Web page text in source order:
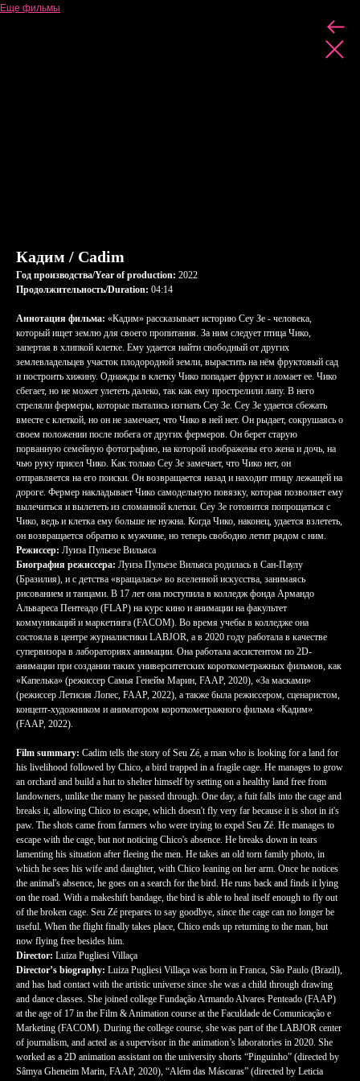
Еще фильмы
Кадим / Cadim
Год производства/Year of production: 2022
Продолжительность/Duration: 04:14
Аннотация фильма: «Кадим» рассказывает историю Сеу Зе - человека,
который ищет землю для своего пропитания. За ним следует птица Чико,
запертая в хлипкой клетке. Ему удается найти свободный от других
землевладельцев участок плодородной земли, вырастить на нём фруктовый сад
и построить хижину. Однажды в клетку Чико попадает фрукт и ломает ее. Чико
сбегает, но не может улететь далеко, так как ему прострелили лапу. В него
стреляли фермеры, которые пытались изгнать Сеу Зе. Сеу Зе удается сбежать
вместе с клеткой, но он не замечает, что Чико в ней нет. Он рыдает, сокрушаясь о
своем положении после побега от других фермеров. Он берет старую
порванную семейную фотографию, на которой изображены его жена и дочь, на
чью руку присел Чико. Как только Сеу Зе замечает, что Чико нет, он
отправляется на его поиски. Он возвращается назад и находит птицу лежащей на
дороге. Фермер накладывает Чико самодельную повязку, которая позволяет ему
вылечиться и вылететь из сломанной клетки. Сеу Зе готовится попрощаться с
Чико, ведь и клетка ему больше не нужна. Когда Чико, наконец, удается взлететь,
он возвращается обратно к мужчине, но теперь свободно летит рядом с ним.
Режиссер: Луиза Пульезе Вильяса
Биография режиссера: Луиза Пульезе Вильяса родилась в Сан-Паулу
(Бразилия), и с детства «вращалась» во вселенной искусства, занимаясь
рисованием и танцами. В 17 лет она поступила в колледж фонда Армандо
Альвареса Пентеадо (FLAP) на курс кино и анимации на факультет
коммуникаций и маркетинга (FACOM). Во время учебы в колледже она
состояла в центре журналистики LABJOR, а в 2020 году работала в качестве
супервизора в лабораториях анимации. Она работала ассистентом по 2D-
анимации при создании таких университетских короткометражных фильмов, как
«Капелька» (режиссер Самья Генейм Марин, FAAP, 2020), «За масками»
(режиссер Летисия Лопес, FAAP, 2022), а также была режиссером, сценаристом,
концепт-художником и аниматором короткометражного фильма «Кадим»
(FAAP, 2022).
Film summary: Cadim tells the story of Seu Zé, a man who is looking for a land for
his livelihood followed by Chico, a bird trapped in a fragile cage. He manages to grow
an orchard and build a hut to shelter himself by setting on a healthy land free from
landowners, unlike the many he passed through. One day, a fuit falls into the cage and
breaks it, allowing Chico to escape, which doesn't fly very far because it is shot in it's
paw. The shots came from farmers who were trying to expel Seu Zé. He manages to
escape with the cage, but not noticing Chico's absence. He breaks down in tears
lamenting his situation after fleeing the men. He takes an old torn family photo, in
which he sees his wife and daughter, with Chico leaning on her arm. Once he notices
the animal's absence, he goes on a search for the bird. He runs back and finds it lying
on the road. With a makeshift bandage, the bird is able to heal itself enough to fly out
of the broken cage. Seu Zé prepares to say goodbye, since the cage can no longer be
useful. When the flight finally takes place, Chico ends up returning to the man, but
now flying free besides him.
Director: Luiza Pugliesi Villaça
Director’s biography: Luiza Pugliesi Villaça was born in Franca, São Paulo (Brazil),
and has had contact with the artistic universe since she was a child through drawing
and dance classes. She joined college Fundação Armando Alvares Penteado (FAAP)
at the age of 17 in the Film & Animation course at the Faculdade de Comunicação e
Marketing (FACOM). During the college course, she was part of the LABJOR center
of journalism, and acted as a supervisor in the animation’s laboratories in 2020. She
worked as a 2D animation assistant on the university shorts “Pinguinho” (directed by
Sâmya Gheneim Marin, FAAP, 2020), “Além das Máscaras” (directed by Leticia